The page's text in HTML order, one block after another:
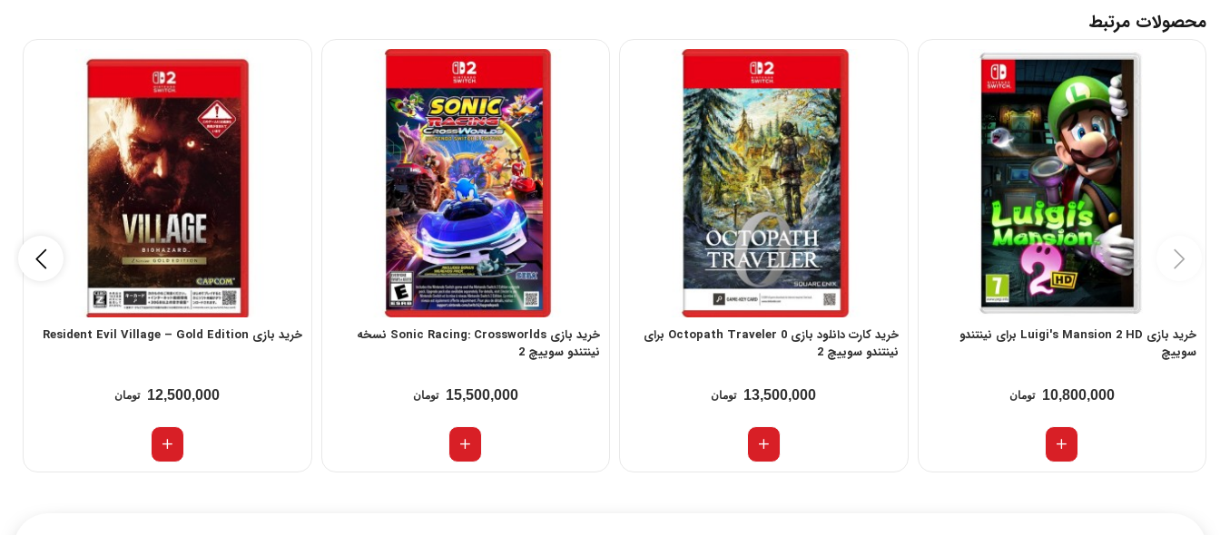
محصولات مرتبط
خرید بازی Luigi's Mansion 2 HD برای نینتندو
سوییچ
10,800,000 تومان
خرید کارت دانلود بازی Octopath Traveler 0 برای
نینتندو سوییچ 2
13,500,000 تومان
خرید بازی Sonic Racing: Crossworlds نسخه
نینتندو سوییچ 2
15,500,000 تومان
خرید بازی Resident Evil Village – Gold Edition
12,500,000 تومان